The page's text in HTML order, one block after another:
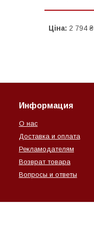
Ціна: 2 794 ₴
Информация
О нас
Доставка и оплата
Рекламодателям
Возврат товара
Вопросы и ответы